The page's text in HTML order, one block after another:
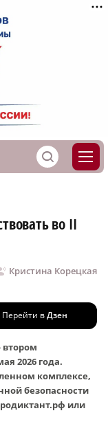
S
во II
Кристина Корецкая
Перейти вДзен
втором
2026 года.
комплексе,
безопасности
или